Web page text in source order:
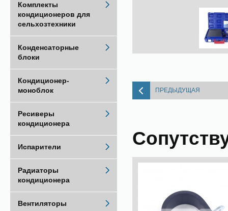
ПРЕДЫДУЩАЯ
Комплекты
кондиционеров для
сельхозтехники
Конденсаторные
блоки
Кондиционер-
моноблок
Ресиверы
кондиционера
Испарители
Радиаторы
кондиционера
Вентиляторы